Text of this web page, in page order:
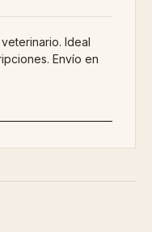
Ideal
Envío en